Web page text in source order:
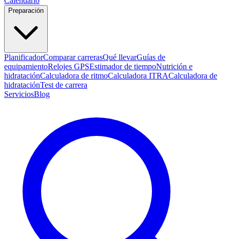
Preparación
PlanificadorComparar carrerasQué llevarGuías de
equipamientoRelojes GPSEstimador de tiempoNutrición e
hidrataciónCalculadora de ritmoCalculadora ITRACalculadora de
hidrataciónTest de carrera
ServiciosBlog